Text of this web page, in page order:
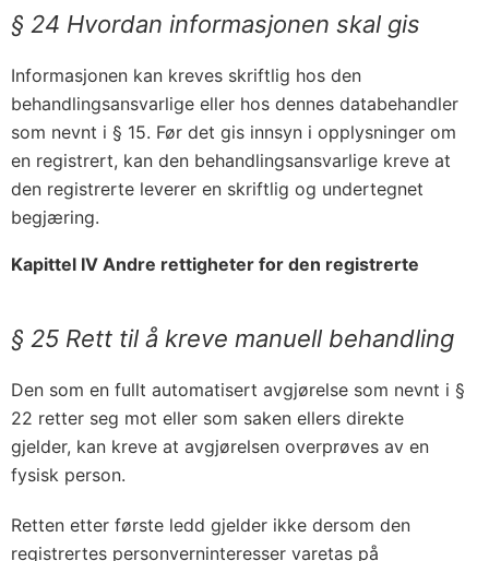
§ 24 Hvordan informasjonen skal gis
Informasjonen kan kreves skriftlig hos den
behandlingsansvarlige eller hos dennes databehandler
som nevnt i § 15. Før det gis innsyn i opplysninger om
en registrert, kan den behandlingsansvarlige kreve at
den registrerte leverer en skriftlig og undertegnet
begjæring.
Kapittel IV Andre rettigheter for den registrerte
§ 25 Rett til å kreve manuell behandling
Den som en fullt automatisert avgjørelse som nevnt i §
22 retter seg mot eller som saken ellers direkte
gjelder, kan kreve at avgjørelsen overprøves av en
fysisk person.
Retten etter første ledd gjelder ikke dersom den
registrertes personverninteresser varetas på